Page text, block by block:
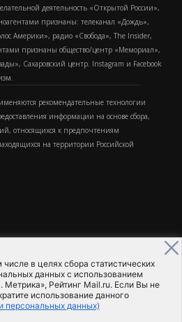
в целях сбора статистических
данных с использованием
Метрика», Рейтинг Mail.ru. Если Вы не
использование данного
персональных данных)
деятельность «Открытой России»,
признаны: телеканал «Дождь»,
Америки», радио «Свобода», The Insider,
признаны общество/центр «Мемориал»,
Сахаровский центр. Instagram и Facebook
рекомендательные технологии
информации на основе сбора,
относящихся к предпочтениям
на территории Российской
агентство МедиаПоток